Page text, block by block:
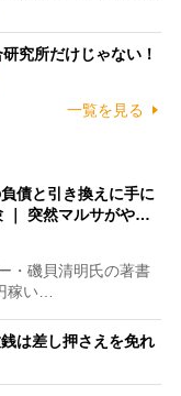
究所だけじゃない！
一覧を見る
債と引き換えに手に
｜ 突然マルサがや…
・磯貝清明氏の著書
稼い…
は差し押さえを免れ